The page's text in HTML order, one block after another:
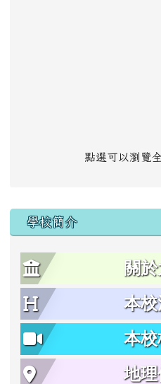
點選可以瀏覽
學校簡介
關
本
本
地